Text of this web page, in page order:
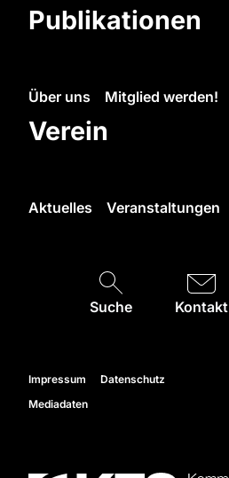
Publikationen
Über uns Mitglied werden!
Verein
Aktuelles Veranstaltungen
Suche Kontakt
Impressum
Datenschutz
Mediadaten